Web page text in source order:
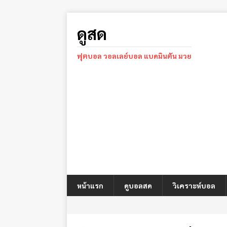
ดูสด
ฟุตบอล วอลเลย์บอล แบดมินตัน มวย
หน้าแรก ดูบอลสด วิเคราะห์บอล